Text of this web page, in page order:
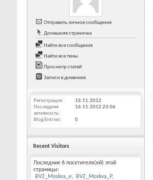
Отправить личное сообщение
Домашняя страничка
Найти все сообщения
Найти все темы
Просмотр статей
Записи в дневнике
Регистрация
16.11.2012
Последняя
активность
16.11.2012 23:06
Blog Entries 0
Recent Visitors
Последние 6 посетителя(ей) этой
страницы:
BVZ_Moskva_e
BVZ_Moskva_P